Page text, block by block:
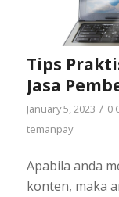
Tips
Jasa
January 5, 2023 / 0
temanpay
Apabila anda
konten, maka